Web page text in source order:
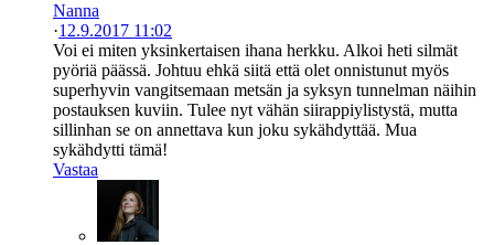
Nanna
·12.9.2017 11:02
Voi ei miten yksinkertaisen ihana herkku. Alkoi heti silmät
pyöriä päässä. Johtuu ehkä siitä että olet onnistunut myös
superhyvin vangitsemaan metsän ja syksyn tunnelman näihin
postauksen kuviin. Tulee nyt vähän siirappiylistystä, mutta
sillinhan se on annettava kun joku sykähdyttää. Mua
sykähdytti tämä!
Vastaa